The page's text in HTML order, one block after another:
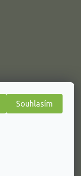
Souhlasím